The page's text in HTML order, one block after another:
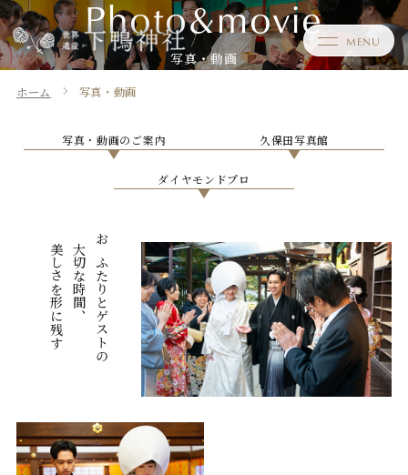
Photo&movie
写真・動画
ホーム 写真・動画
写真・動画のご案内 久保田写真館
ダイヤモンドプロ
おふたりとゲストの
大切な時間、
美しさを形に残す